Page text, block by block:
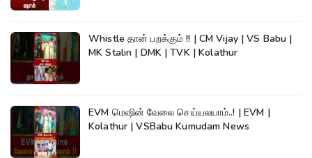
Whistle தான் பறக்கும் !! | CM Vijay | VS Babu |
MK Stalin | DMK | TVK | Kolathur
EVM மெஷின் வேலை செய்யலயாம்..! | EVM |
Kolathur | VSBabu Kumudam News